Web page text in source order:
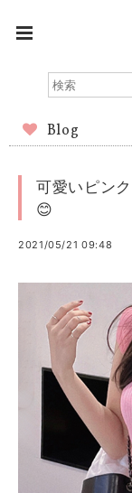
Blog
可愛いピン
😊
2021/05/21 09:48